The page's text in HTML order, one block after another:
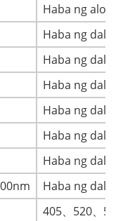
Haba ng alon
Haba ng
Haba ng
Haba ng
Haba ng
Haba ng
Haba ng
Haba ng
405、520、